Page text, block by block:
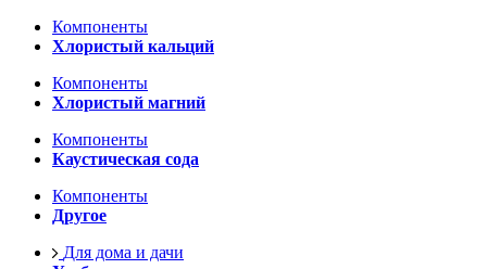
Компоненты
Хлористый кальций
Компоненты
Хлористый магний
Компоненты
Каустическая сода
Компоненты
Другое
Для дома и дачи